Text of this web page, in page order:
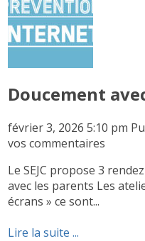
Doucement
février 3, 2026 5:10 pm
vos commentaires
Le SEJC propose 3
avec les parents Les
écrans » ce sont...
Lire la suite ...